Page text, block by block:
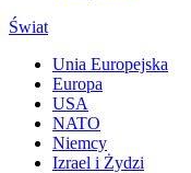
Świat
Unia Europejska
Europa
USA
NATO
Niemcy
Izrael i Żydzi